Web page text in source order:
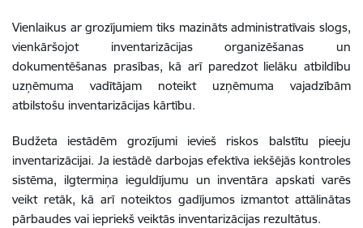
Vienlaikus ar grozījumiem tiks mazināts administratīvais slogs,
vienkāršojot inventarizācijas organizēšanas un
dokumentēšanas prasības, kā arī paredzot lielāku atbildību
uzņēmuma vadītājam noteikt uzņēmuma vajadzībām
atbilstošu inventarizācijas kārtību.
Budžeta iestādēm grozījumi ievieš riskos balstītu pieeju
inventarizācijai. Ja iestādē darbojas efektīva iekšējās kontroles
sistēma, ilgtermiņa ieguldījumu un inventāra apskati varēs
veikt retāk, kā arī noteiktos gadījumos izmantot attālinātas
pārbaudes vai iepriekš veiktās inventarizācijas rezultātus.